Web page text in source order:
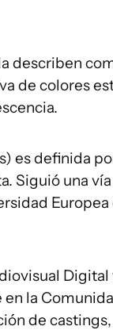
describen
de colores
es definida
Siguió una
Digital
la
de